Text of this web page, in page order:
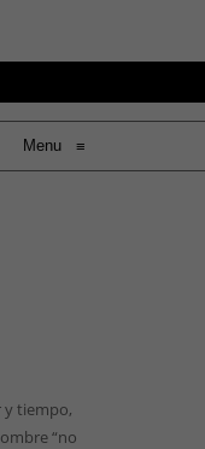
Menu ≡
y tiempo,
“no